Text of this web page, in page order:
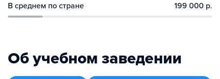
В среднем по стране 199 000 р.
Об учебном заведении